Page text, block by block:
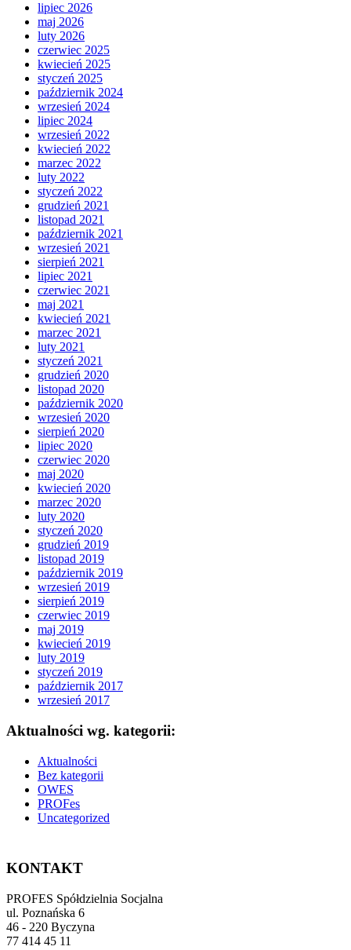
lipiec 2026
maj 2026
luty 2026
czerwiec 2025
kwiecień 2025
styczeń 2025
październik 2024
wrzesień 2024
lipiec 2024
wrzesień 2022
kwiecień 2022
marzec 2022
luty 2022
styczeń 2022
grudzień 2021
listopad 2021
październik 2021
wrzesień 2021
sierpień 2021
lipiec 2021
czerwiec 2021
maj 2021
kwiecień 2021
marzec 2021
luty 2021
styczeń 2021
grudzień 2020
listopad 2020
październik 2020
wrzesień 2020
sierpień 2020
lipiec 2020
czerwiec 2020
maj 2020
kwiecień 2020
marzec 2020
luty 2020
styczeń 2020
grudzień 2019
listopad 2019
październik 2019
wrzesień 2019
sierpień 2019
czerwiec 2019
maj 2019
kwiecień 2019
luty 2019
styczeń 2019
październik 2017
wrzesień 2017
Aktualności wg. kategorii:
Aktualności
Bez kategorii
OWES
PROFes
Uncategorized
KONTAKT
PROFES Spółdzielnia Socjalna
ul. Poznańska 6
46 - 220 Byczyna
77 414 45 11